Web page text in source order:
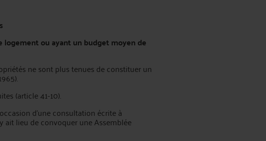
logement ou ayant un budget moyen de
ne sont plus tenues de constituer un
(article 41-10).
d’une consultation écrite à
ait lieu de convoquer une Assemblée